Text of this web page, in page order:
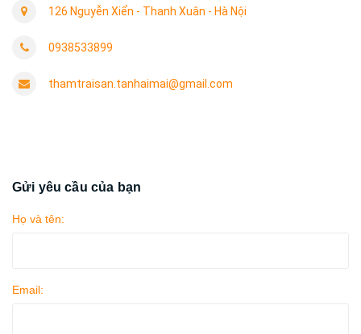
126 Nguyễn Xiển - Thanh Xuân - Hà Nội
0938533899
thamtraisan.tanhaimai@gmail.com
Gửi yêu cầu của bạn
Họ và tên:
Email: